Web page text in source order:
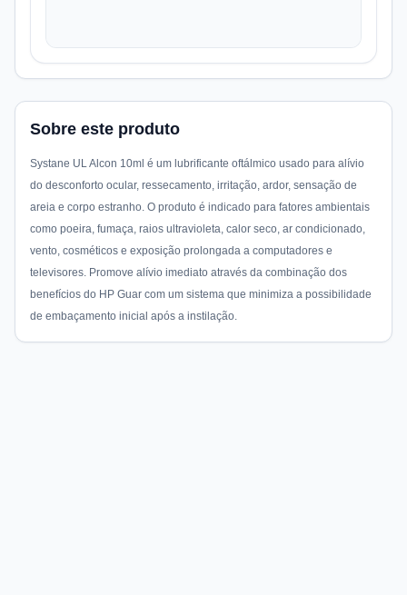
Sobre este produto
Systane UL Alcon 10ml é um lubrificante oftálmico usado para alívio
do desconforto ocular, ressecamento, irritação, ardor, sensação de
areia e corpo estranho. O produto é indicado para fatores ambientais
como poeira, fumaça, raios ultravioleta, calor seco, ar condicionado,
vento, cosméticos e exposição prolongada a computadores e
televisores. Promove alívio imediato através da combinação dos
benefícios do HP Guar com um sistema que minimiza a possibilidade
de embaçamento inicial após a instilação.